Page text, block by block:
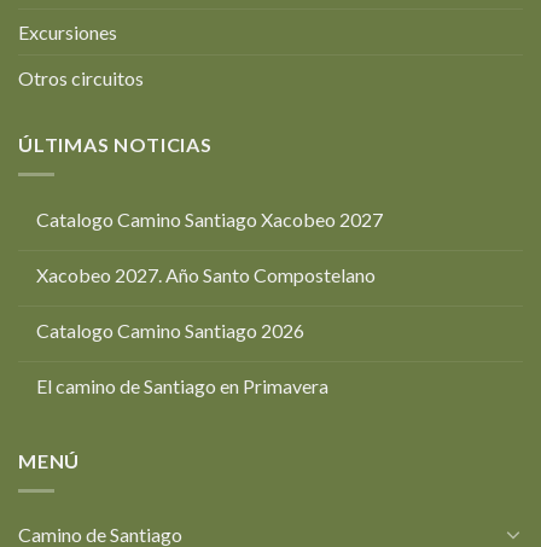
Excursiones
Otros circuitos
ÚLTIMAS NOTICIAS
Catalogo Camino Santiago Xacobeo 2027
Xacobeo 2027. Año Santo Compostelano
Catalogo Camino Santiago 2026
El camino de Santiago en Primavera
MENÚ
Camino de Santiago